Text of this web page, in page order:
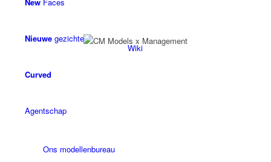
Nieuwegezichten
Curved
Agentschap
Ons modellenbureau
Wiki